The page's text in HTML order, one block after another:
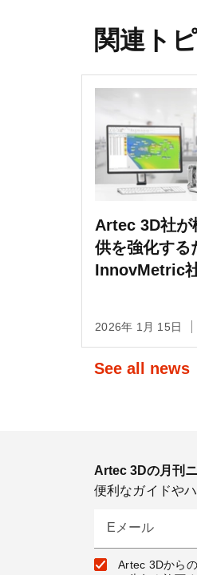
関連ト
Artec 3D社が
供を強化する
InnovMetric
2026年 1月 15日
See all news
Artec 3Dの月刊
便利なガイドや
Eメール
Artec 3Dから